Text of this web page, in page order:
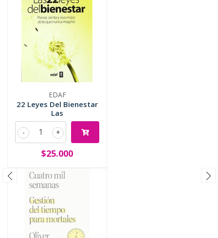
EDAF
22 Leyes Del Bienestar
Las
+
-
$25.000